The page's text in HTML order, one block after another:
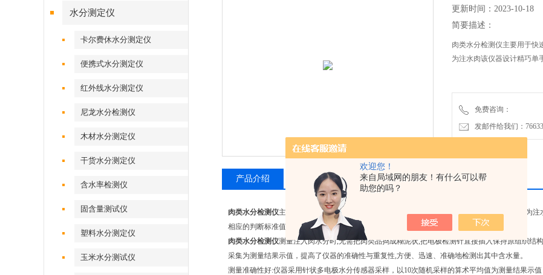
欢迎您！
来自局域网的朋友！有什么可以帮
助您的吗？
水分测定仪
卡尔费休水分测定仪
便携式水分测定仪
红外线水分测定仪
尼龙水分检测仪
木材水分测定仪
干货水分测定仪
含水率检测仪
固含量测试仪
塑料水分测定仪
玉米水分测试仪
更新时间：2023-10-18
简要描述：
肉类水分检测仪主要用于快
为注水肉该仪器设计精巧单
免费咨询：
发邮件给我们：
产品介绍 相关产品 留言询价
肉类水分检测仪主要用于快速猪肉、牛肉、鸡肉等动物肉类水分含量，从而判断所测样品是否为
相应的判断标准值。
肉类水分检测仪测量注入肉水分时,无需把肉类品捣成糊泥状,把电极检测针直接插入保持原组织结
采集为测量结果示值，提高了仪器的准确性与重复性,方便、迅速、准确地检测出其中含水量。
测量准确性好:仪器采用针状多电极水分传感器采样，以10次随机采样的算术平均值为测量结果示值